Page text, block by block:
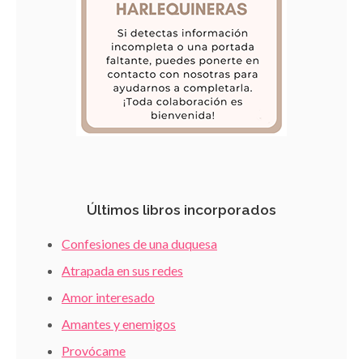
Últimos libros incorporados
Confesiones de una duquesa
Atrapada en sus redes
Amor interesado
Amantes y enemigos
Provócame